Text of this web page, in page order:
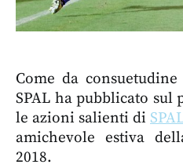
Come da
SPAL ha pubblicato sul
le azioni salienti di
amichevole estiva
2018.